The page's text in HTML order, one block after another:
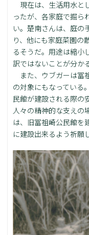
現在は、生活用水と
ったが、各家庭で掘ら
い。楚南さんは、庭の
り、他にも家庭菜園の
るそうだ。用途は縮小
訳ではないことが分か
また、ウブガーは冨
の対象にもなっている
民館が建設される際の
人々の精神的な支えの
は、旧冨祖崎公民館を
に建設出来るよう祈願